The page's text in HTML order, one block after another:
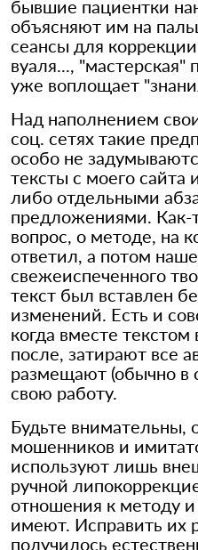
бывшие пациентки
объясняют им на
сеансы для
вуаля...,
уже воплощает
Над наполнением
соц. сетях такие
особо не
тексты с моего сайта
либо отдельными
предложениями. Как-
вопрос, о методе, на
ответил, а потом
свежеиспеченного
текст был вставлен
изменений. Есть и
когда вместе
после, затирают все
размещают (обычно в
свою работу.
Будьте внимательны,
мошенников и
используют лишь
ручной
отношения к методу
имеют. Исправить их
получилось